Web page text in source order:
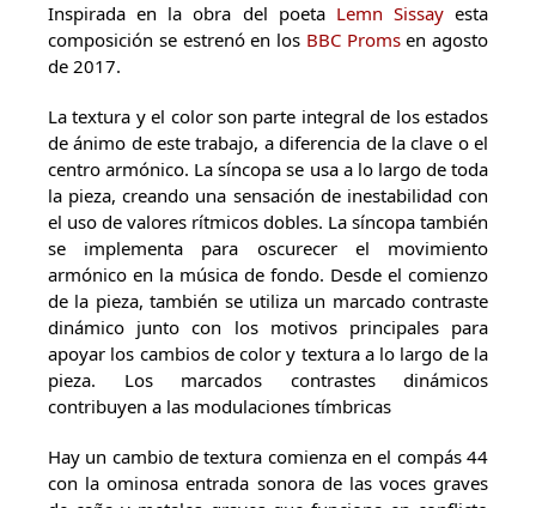
Inspirada en la obra del poeta Lemn Sissayesta
composición se estrenó en los BBC Promsen agosto
de 2017.
La textura y el color son parte integral de los estados
de ánimo de este trabajo, a diferencia de la clave o el
centro armónico. La síncopa se usa a lo largo de toda
la pieza, creando una sensación de inestabilidad con
el uso de valores rítmicos dobles. La síncopa también
se implementa para oscurecer el movimiento
armónico en la música de fondo. Desde el comienzo
de la pieza, también se utiliza un marcado contraste
dinámico junto con los motivos principales para
apoyar los cambios de color y textura a lo largo de la
pieza. Los marcados contrastes dinámicos
contribuyen a las modulaciones tímbricas
Hay un cambio de textura comienza en el compás 44
con la ominosa entrada sonora de las voces graves